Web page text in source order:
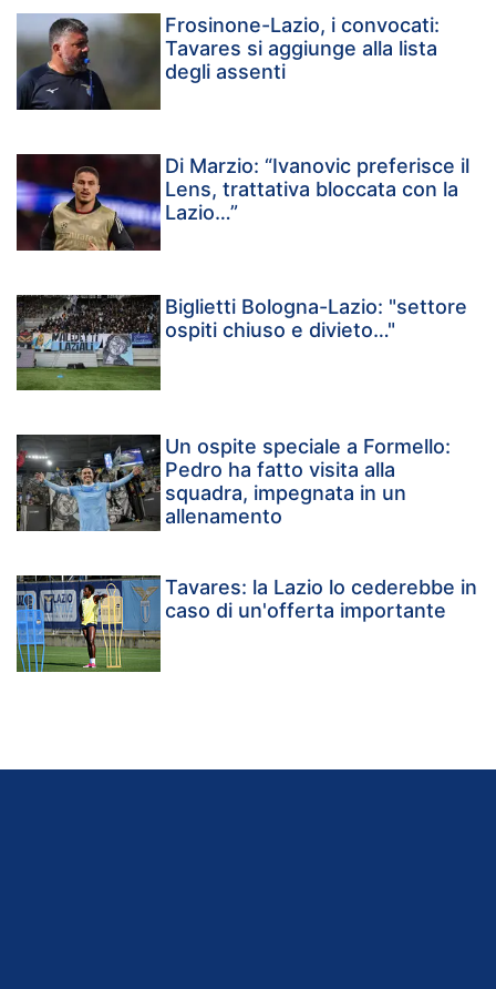
Frosinone-Lazio, i convocati:
Tavares si aggiunge alla lista
degli assenti
Di Marzio: “Ivanovic preferisce il
Lens, trattativa bloccata con la
Lazio…”
Biglietti Bologna-Lazio: "settore
ospiti chiuso e divieto…"
Un ospite speciale a Formello:
Pedro ha fatto visita alla
squadra, impegnata in un
allenamento
Tavares: la Lazio lo cederebbe in
caso di un'offerta importante